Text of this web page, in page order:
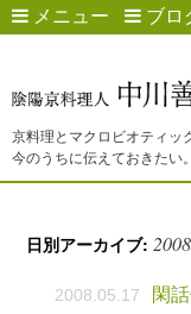
メニュー ブロ
京料理とマクロビオティッ
今のうちに伝えておきたい。
日別アーカイブ:
2008.05.17 閑